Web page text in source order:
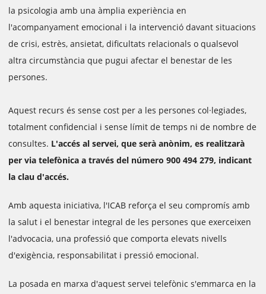
la psicologia amb una àmplia experiència en
l'acompanyament emocional i la intervenció davant situacions
de crisi, estrès, ansietat, dificultats relacionals o qualsevol
altra circumstància que pugui afectar el benestar de les
persones.
Aquest recurs és sense cost per a les persones col·legiades,
totalment confidencial i sense límit de temps ni de nombre de
consultes. L'accés al servei, que serà anònim, es realitzarà
per via telefònica a través del número 900 494 279, indicant
la clau d'accés.
Amb aquesta iniciativa, l'ICAB reforça el seu compromís amb
la salut i el benestar integral de les persones que exerceixen
l'advocacia, una professió que comporta elevats nivells
d'exigència, responsabilitat i pressió emocional.
La posada en marxa d'aquest servei telefònic s'emmarca en la